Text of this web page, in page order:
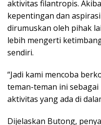
aktivitas filantropis.
kepentingan dan
dirumuskan oleh pihak
lebih mengerti
sendiri.
“Jadi kami mencoba
teman-teman ini
aktivitas yang ada di
Dijelaskan Butong,